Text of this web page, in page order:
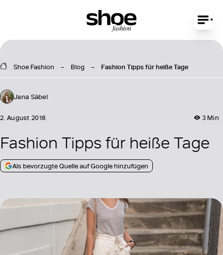
Shoe Fashion Blog Fashion Tipps für heiße Tage
Jana Säbel
3 Min
2. August 2018
Fashion Tipps für heiße Tage
Als bevorzugte Quelle auf Google hinzufügen